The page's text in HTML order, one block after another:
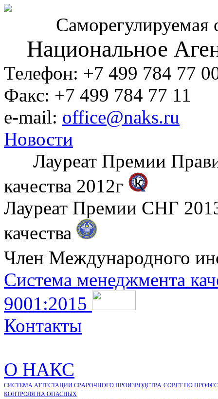
Саморегулируемая
Национальное
Телефон: +7 499 784 77
Факс: +7 499 784 77 11
e-mail: office@naks.ru
Новости
Лауреат Премии
качества 2012г
Лауреат Премии СНГ
качества
Член Международного
Система менеджмента
9001:2015
Контакты
О НАКС
СИСТЕМА АТТЕСТАЦИИ СВАРОЧНОГО ПРОИЗВОДСТВА СОВЕТ ПО
КОНТРОЛЯ НА ОПАСНЫХ